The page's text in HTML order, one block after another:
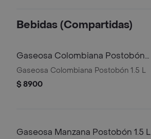
Bebidas (Compartidas)
Gaseosa Colombiana Postobón
1.5 L
Gaseosa Colombiana Postobón 1.5 L
$ 8900
Gaseosa Manzana Postobón 1.5 L